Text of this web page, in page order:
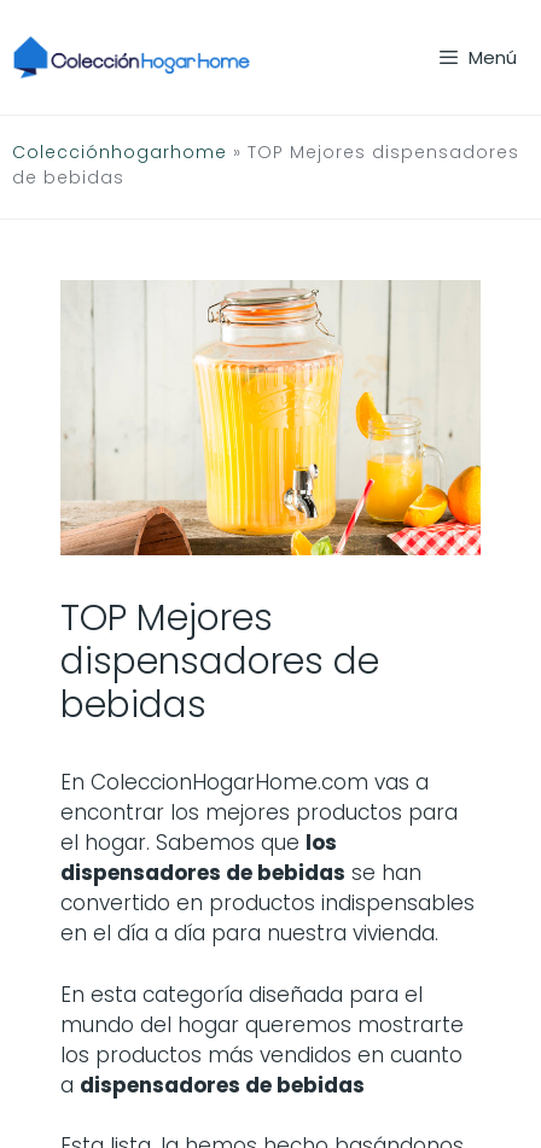
al
contenido
Menú
Colecciónhogarhome » TOP Mejores dispensadores
de bebidas
TOP Mejores
dispensadores de
bebidas
En ColeccionHogarHome.com vas a
encontrar los mejores productos para
el hogar. Sabemos que los
dispensadores de bebidas se han
convertido en productos indispensables
en el día a día para nuestra vivienda.
En esta categoría diseñada para el
mundo del hogar queremos mostrarte
los productos más vendidos en cuanto
a dispensadores de bebidas